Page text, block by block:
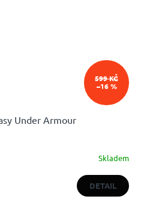
599 KČ
–16 %
Under Armour
Skladem
DETAIL